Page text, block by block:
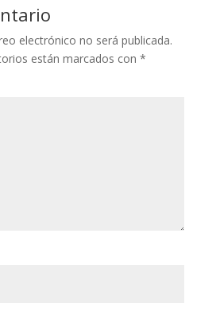
electrónico no será publicada.
están marcados con *